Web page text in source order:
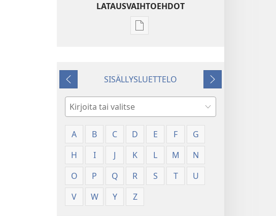
LATAUSVAIHTOEHDOT
Julkaisujen
Edellinen
SISÄLLYSLUETTELO
Seuraava
Hae
A
B C D E F
G
H
I J K L M
N
O
P Q R S T
U
V
W Y Z